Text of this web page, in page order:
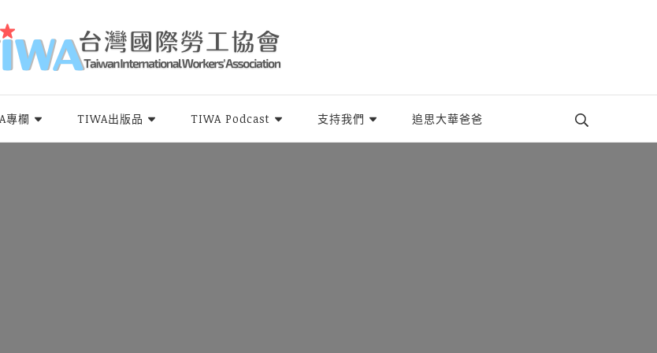
專欄 TIWA出版品 TIWA Podcast 支持我們 追思大華爸爸